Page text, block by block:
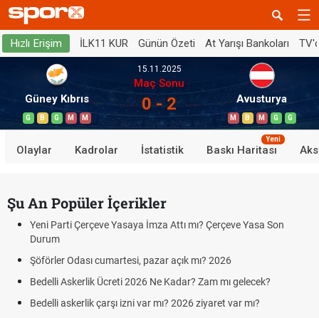
Hızlı Erişim İLK11 KUR Günün Özeti At Yarışı Bankoları
Güney Kıbrıs
G B G M M
15.11.2025
Maç Sonu
0 - 2 Avusturya
M B M G G
Olaylar Kadrolar İstatistik Baskı Haritası
Yeni
Şu An Popüler İçerikler
Yeni Parti Çerçeve Yasaya İmza Attı mı? Çerçeve Yasa Son
Durum
Şöförler Odası cumartesi, pazar açık mı? 2026
Bedelli Askerlik Ücreti 2026 Ne Kadar? Zam mı gelecek?
Bedelli askerlik çarşı izni var mı? 2026 ziyaret var mı?